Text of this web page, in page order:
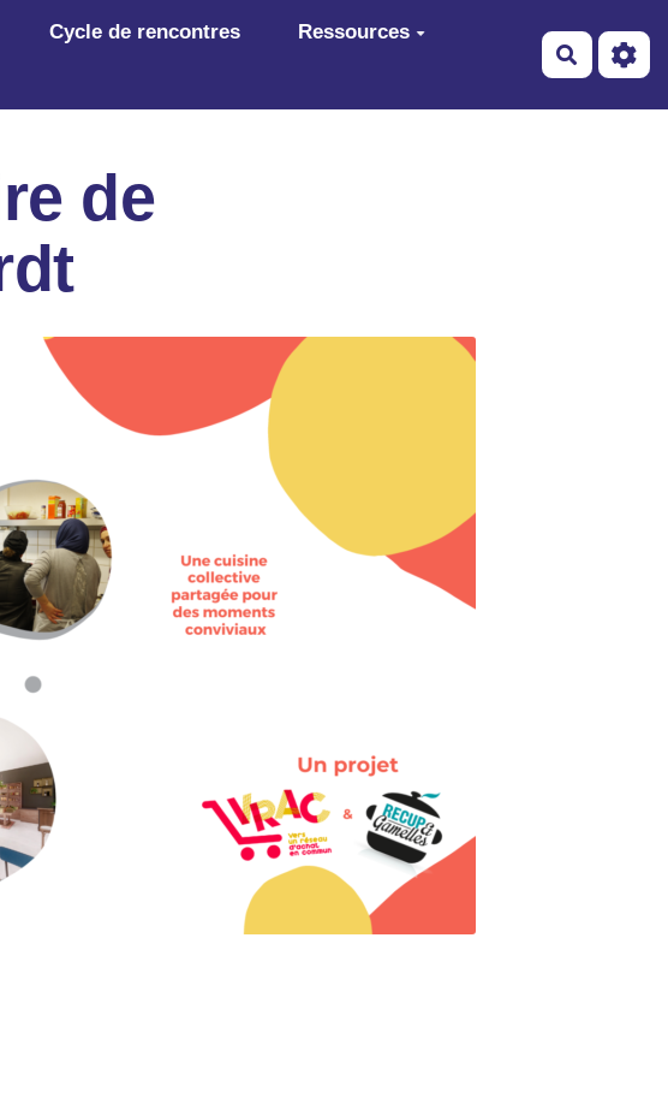
Cycle de rencontres
Ressources
de